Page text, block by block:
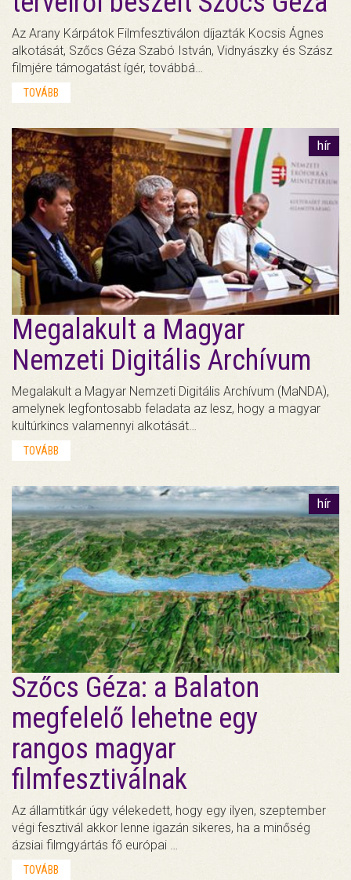
Az Arany Kárpátok Filmfesztiválon díjazták Kocsis Ágnes
alkotását, Szőcs Géza Szabó István, Vidnyászky és Szász
filmjére támogatást ígér, továbbá…
TOVÁBB
hír
Megalakult a Magyar
Nemzeti Digitális Archívum
Megalakult a Magyar Nemzeti Digitális Archívum (MaNDA),
amelynek legfontosabb feladata az lesz, hogy a magyar
kultúrkincs valamennyi alkotását…
TOVÁBB
hír
Szőcs Géza: a Balaton
megfelelő lehetne egy
rangos magyar
filmfesztiválnak
Az államtitkár úgy vélekedett, hogy egy ilyen, szeptember
végi fesztivál akkor lenne igazán sikeres, ha a minőség
ázsiai filmgyártás fő európai …
TOVÁBB